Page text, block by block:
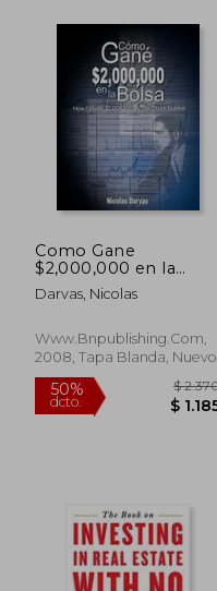
dcto.
Como Gane
$2,000,000 en la
Bolsa
Darvas, Nicolas
Www.bnpublishing.com,
2008, Tapa Blanda, Nuevo